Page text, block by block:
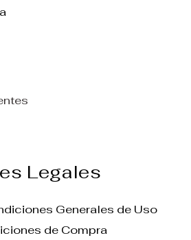
Legales
Generales de Uso
de Compra